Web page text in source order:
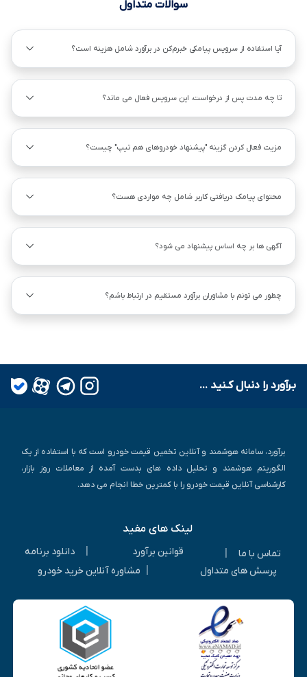
سوالات متداول
آیا استفاده از سرویس پیامکی خبرم‌کن در برآورد شامل هزینه است؟
تا چه مدت پس از درخواست، این سرویس فعال می ماند؟
مزیت فعال کردن گزینه "پیشنهاد خودروهای هم ‌تیپ" چیست؟
محتوای پیامک دریافتی کاربر شامل چه مواردی هست؟
آگهی ها بر چه اساس پیشنهاد می شود؟
چطور می تونم با مشاوران برآورد مستقیم در ارتباط باشم؟
بـرآورد را دنبال کـنید ...
برآورد، سامانه هوشمند و آنلاین تخمین قیمت خودرو است که با استفاده از یک
الگوریتم هوشمند و تحلیل داده های بدست آمده از معاملات روز بازار،
کارشناسی آنلاین قیمت خودرو را با کمترین خطا انجام می دهد.
لینک های مفید
تماس با ما قوانین برآورد
دانلود برنامه
پرسش های متداول
مشاوره آنلاین خرید خودرو